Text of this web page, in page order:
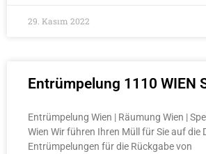
29. Kasım 2022
Entrümpelung 1110 WIEN
Entrümpelung Wien | Räumung Wien |
Wien Wir führen Ihren Müll für Sie auf die
Entrümpelungen für die Rückgabe von